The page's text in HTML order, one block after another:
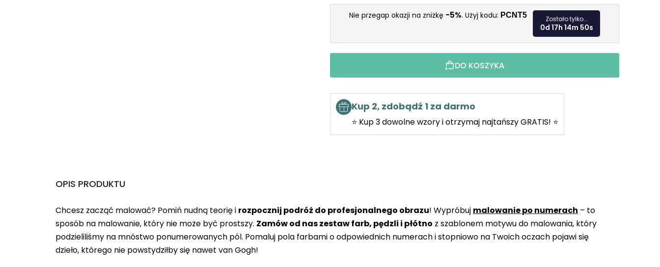
Cena
Nie przegap okazji na zniżkę -5%. Użyj kodu: PCNT5 Zostało tylko...
0d 17h 14m 49s
DO KOSZYKA
Kup 2, zdobądź 1 za darmo
⭐ Kup 3 dowolne wzory i otrzymaj najtańszy GRATIS! ⭐
OPIS PRODUKTU
Chcesz zacząć malować? Pomiń nudną teorię i rozpocznij podróż do profesjonalnego obrazu! Wypróbuj malowanie po numerach – to
sposób na malowanie, który nie może być prostszy. Zamów od nas zestaw farb, pędzli i płótno z szablonem motywu do malowania, który
podzieliliśmy na mnóstwo ponumerowanych pól. Pomaluj pola farbami o odpowiednich numerach i stopniowo na Twoich oczach pojawi się
dzieło, którego nie powstydziłby się nawet van Gogh!